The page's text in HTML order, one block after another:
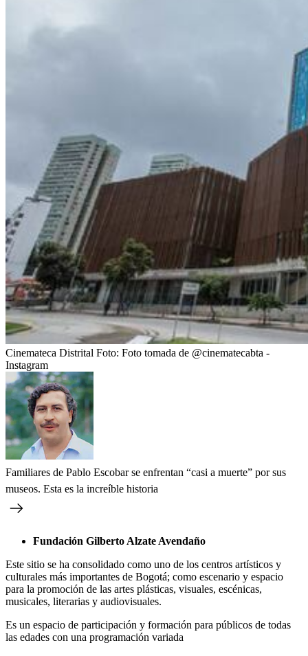
Cinemateca Distrital Foto: Foto tomada de @cinematecabta -
Instagram
Familiares de Pablo Escobar se enfrentan “casi a muerte” por sus
museos. Esta es la increíble historia
Fundación Gilberto Alzate Avendaño
Este sitio se ha consolidado como uno de los centros artísticos y
culturales más importantes de Bogotá; como escenario y espacio
para la promoción de las artes plásticas, visuales, escénicas,
musicales, literarias y audiovisuales.
Es un espacio de participación y formación para públicos de todas
las edades con una programación variada